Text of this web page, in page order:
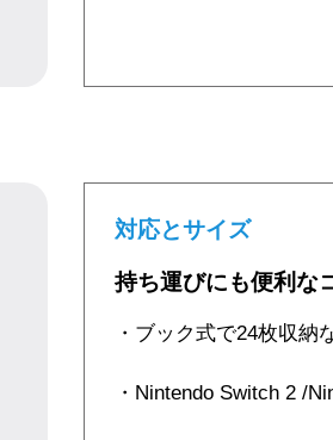
対応とサイズ
持ち運びにも便利な
・ブック式で24枚収納
・Nintendo Switch 2 /